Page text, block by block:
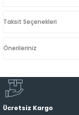
Taksit Seçenekleri
Önerileriniz
Ücretsiz Kargo